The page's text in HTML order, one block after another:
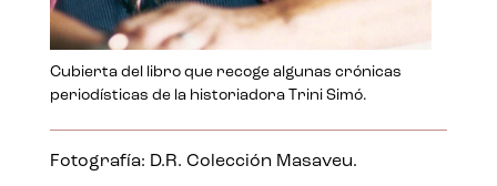
Cubierta del libro que recoge algunas crónicas
periodísticas de la historiadora Trini Simó.
Fotografía: D.R. Colección Masaveu.